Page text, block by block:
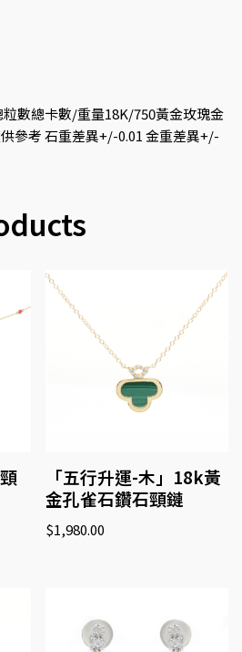
數總卡數/重量18K/750黃金玫瑰金
參考 石重差異+/-0.01 金重差異+/-
「五行升運-木」18k黃
金孔雀石鑽石頸鏈
$1,980.00